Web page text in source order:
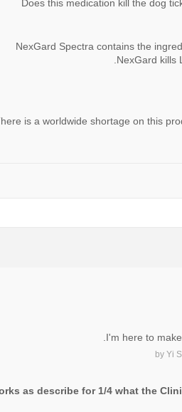
Does this medication kill the dog
NexGard Spectra contains the
NexGard kills
is a worldwide shortage on this
I'm here to
byYi
as describe for 1/4 what the